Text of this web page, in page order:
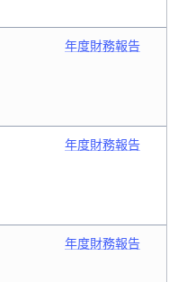
年度財務報告
年度財務報告
年度財務報告